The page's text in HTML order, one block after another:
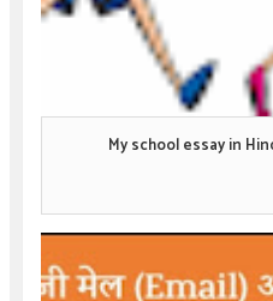
My school essay in Hindi